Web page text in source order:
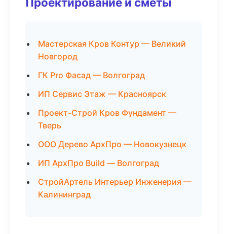
Мастерская Кров Контур — Великий
Новгород
ГК Pro Фасад — Волгоград
ИП Сервис Этаж — Красноярск
Проект-Строй Кров Фундамент —
Тверь
ООО Дерево АрхПро — Новокузнецк
ИП АрхПро Build — Волгоград
СтройАртель Интерьер Инженерия —
Калининград